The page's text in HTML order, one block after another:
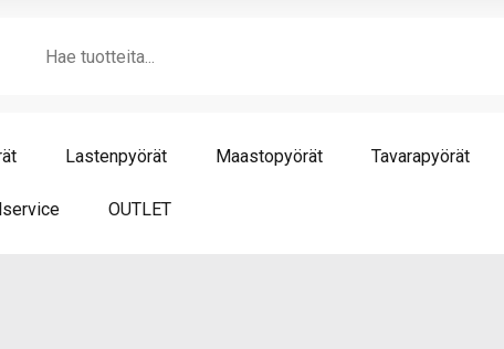
Lastenpyörät Maastopyörät Tavarapyörät
OUTLET